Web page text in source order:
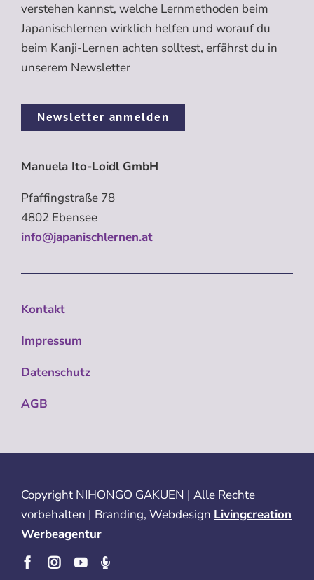
verstehen kannst, welche Lernmethoden beim
Japanischlernen wirklich helfen und worauf du
beim Kanji-Lernen achten solltest, erfährst du in
unserem Newsletter
Newsletter anmelden
Manuela Ito-Loidl GmbH
Pfaffingstraße 78
4802 Ebensee
info@japanischlernen.at
Kontakt
Impressum
Datenschutz
AGB
Copyright NIHONGO GAKUEN | Alle Rechte
vorbehalten | Branding, Webdesign Livingcreation
Werbeagentur